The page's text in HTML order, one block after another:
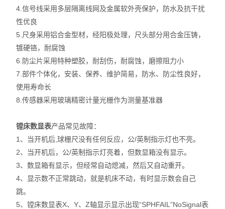
投影仪
卡尺
千分表
硬度计
三次元
粗糙度仪
工具显微镜
三丰量具
4.信号线采用多层隔离线网及金属软外壳保护，防水及抗干扰
性优良
5.尺身采用铝合金型材，经阳极处理，尺头部分用合金压铸，
镀硬铬，耐腐蚀
6.防尘片采用特种塑胶，耐刮伤，耐腐蚀，磨擦阻力小
7.部件个体化，安装、保养、维护简易，防水、防尘性良好，
使用寿命长
8.传感器采用玻璃精密计量光栅作为测量基准器
镗床数显表产品常见故障：
1、当开机后,球栅尺没有任何反应，公/英制指示灯也不亮。
2、当开机后，公/英制指示灯亮着，但数显箱没有显示。
3、数显箱有显示，但经常自动熄减，然后又自动重开。
4、显示数不正常跳动，就是机床不动，有时显示数会自己
跳。
5、镗床数显表X、Y、Z轴显示显示出现“SPHFAIL”NoSignal表